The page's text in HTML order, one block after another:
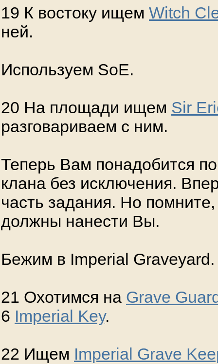
19 К востоку ищем Witch
ней.
Используем SoE.
20 На площади ищем Sir
разговариваем с ним.
Теперь Вам понадобится
клана без исключения.
часть задания. Но
должны нанести Вы.
Бежим в Imperial Graveyard.
21 Охотимся на Grave
6 Imperial Key.
22 Ищем Imperial Grave